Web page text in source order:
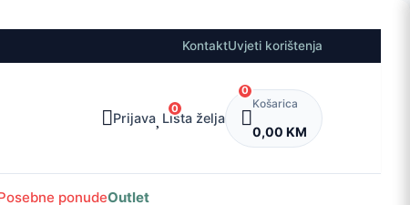
KontaktUvjeti korištenja
Prijava
0
Lista želja
0
Košarica
0,00 KM
ponudeOutlet